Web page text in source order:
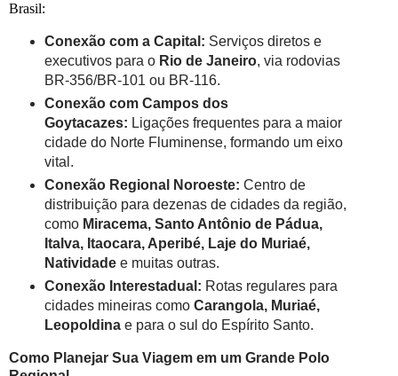
Brasil:
Conexão com a Capital: Serviços diretos e
executivos para o Rio de Janeiro, via rodovias
BR-356/BR-101 ou BR-116.
Conexão com Campos dos
Goytacazes: Ligações frequentes para a maior
cidade do Norte Fluminense, formando um eixo
vital.
Conexão Regional Noroeste: Centro de
distribuição para dezenas de cidades da região,
como Miracema, Santo Antônio de Pádua,
Italva, Itaocara, Aperibé, Laje do Muriaé,
Natividadee muitas outras.
Conexão Interestadual: Rotas regulares para
cidades mineiras como Carangola, Muriaé,
Leopoldinae para o sul do Espírito Santo.
Como Planejar Sua Viagem em um Grande Polo